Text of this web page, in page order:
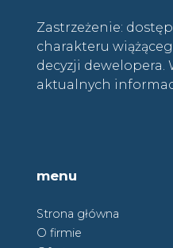
Zastrzeżenie:
charakteru
decyzji dewelopera.
aktualnych
menu
Strona główna
O firmie